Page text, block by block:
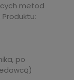
metod
po